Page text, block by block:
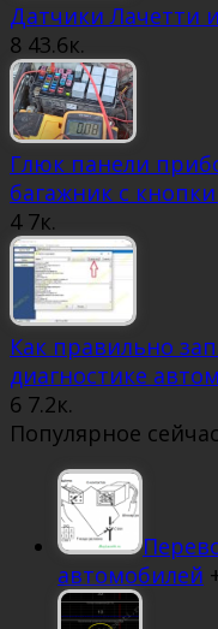
Датчики Лачетти
8 43.6к.
Глюк панели
багажник с
4 7к.
Как правильно
диагностике
6 7.2к.
Популярное сейчас
автомобилей